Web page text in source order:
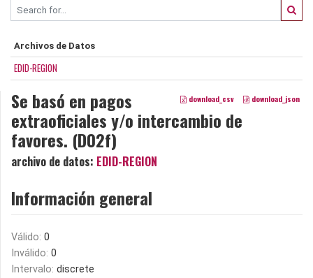
Archivos de Datos
EDID-REGION
download_csv download_json
Se basó en pagos
extraoficiales y/o intercambio de
favores. (D02f)
archivo de datos: EDID-REGION
Información general
Válido: 0
Inválido: 0
Intervalo: discrete